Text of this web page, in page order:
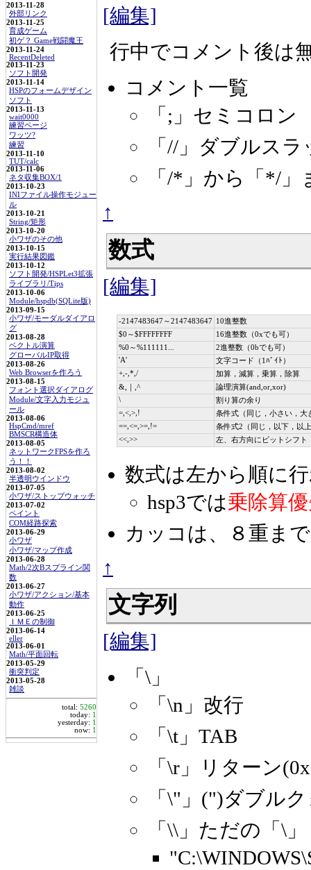
2013-11-28
外部リンク
2013-11-25
育成ゲーム
初ゲ？ Game戦闘魔王
2013-11-24
RecentDeleted
2013-11-23
ソフト開発
2013-11-14
HSPのフォームデザイン
ソフト
2013-11-13
wait0000
練習ページ
ワッツ?
練習
2013-11-10
TUT/calc
2013-11-06
ネタ収集BOX/1
2013-10-23
INIファイル操作モジュー
ル
2013-10-21
String/矩形
2013-10-20
小ワザのその他
2013-10-15
実行結果図鑑
2013-10-12
ソフト開発/HSPLet3拡張
ライブラリ/Tips
2013-10-06
Module/hspdb(SQLite版)
2013-09-15
小ワザ/モーダルダイアロ
グ
2013-08-28
ベクトル演算
グローバルIP取得
2013-08-26
Web Browserを作ろう
2013-08-15
フォント選択ダイアログ
Module/文字入力モジュ
ール
2013-08-06
HspCmd/mref
BMSCR構造体
2013-08-05
ネットワークFPSを作ろ
う！！
2013-08-02
半透明ウインドウ
2013-07-05
小ワザ/ストップウォッチ
2013-07-02
ペイント
COM経路探索
2013-06-29
小ワザ
小ワザ/マップ作成
2013-06-28
Math/2次Bスプライン関
数
2013-06-27
小ワザ/アクション/基本
動作
2013-06-25
ＩＭＥの制御
2013-06-14
eller
2013-06-01
Math/平面回転
2013-05-29
衝突判定
2013-05-28
雑談
total: 5260
today: 1
yesterday: 1
now: 1
[編集]
行中でコメント後は
コメント一覧
「;」セミコロン
「//」ダブルス
「/*」から「*/
↑
数式
[編集]
-2147483647～2147483647 10進整数
$0～$FFFFFFFF
16進整数（0xでも可）
%0～%111111...
2進整数（0bでも可）
'A'
文字コード（1ﾊﾞｲﾄ）
+,-,*,/
加算，減算，乗算，除算
&,｜,^
論理演算(and,or,xor)
\
割り算の余り
=,<,>,!
条件式（同じ，小さい，大
==,<=,>=,!=
条件式2（同じ，以下，以
<<,>>
左、右方向にビットシフト
数式は左から順に
hsp3では乗除算
カッコは、８重ま
↑
文字列
[編集]
「\」
「\n」改行
「\t」TAB
「\r」リターン
「\"」(")ダブル
「\\」ただの「\」